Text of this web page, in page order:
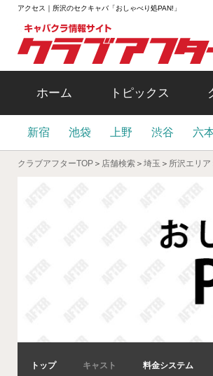
アクセス｜所沢のセクキャバ「おしゃべり処PAN!」
ホーム トピックス
新宿 池袋 上野 渋谷 六
クラブアフターTOP ＞ 店舗検索 ＞ 埼玉 ＞ 所沢エリア
トップ キャスト 料金システム